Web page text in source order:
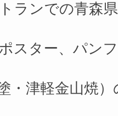
ランでの青森
スター、パン
・津軽金山焼